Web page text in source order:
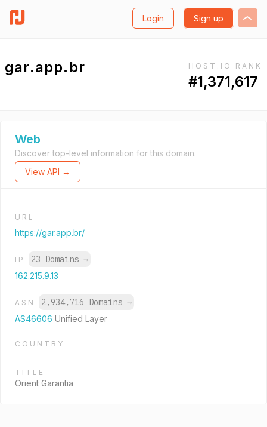
Login Sign up
gar.app.br HOST.IO RANK
#1,371,617
Web
Discover top-level information for this domain.
View API →
URL
https://gar.app.br/
IP 23 Domains →
162.215.9.13
ASN 2,934,716 Domains →
AS46606 Unified Layer
COUNTRY
TITLE
Orient Garantia